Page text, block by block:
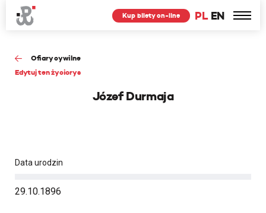
PL EN
Kup bilety on-line
Ofiary cywilne
Edytuj ten życiorys
Józef Durmaja
Data urodzin
29.10.1896